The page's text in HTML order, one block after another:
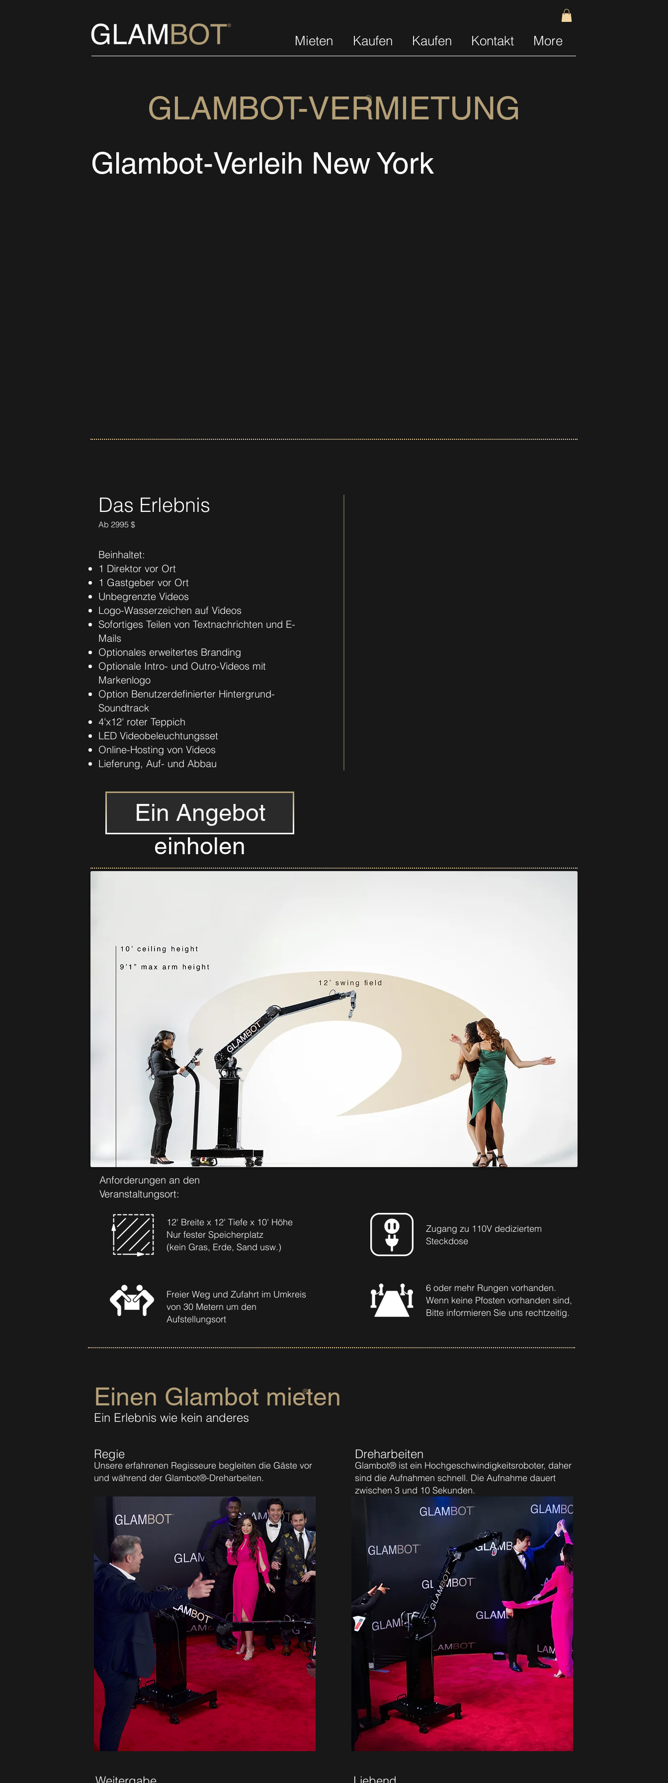
Mieten Kaufen Kaufen Kontakt More
GLAMBOT-VERMIETUNG
®
Glambot-Verleih New York
Ein Angebot
einholen
Das Erlebnis
Ab 2995 $
1 Direktor vor Ort
1 Gastgeber vor Ort
Unbegrenzte Videos
Logo-Wasserzeichen auf Videos
Sofortiges Teilen von Textnachrichten und E-
Mails
Optionales erweitertes Branding
Optionale Intro- und Outro-Videos mit
Markenlogo
Option Benutzerdefinierter Hintergrund-
Soundtrack
4'x12' roter Teppich
LED Videobeleuchtungsset
Online-Hosting von Videos
Lieferung, Auf- und Abbau
Beinhaltet:
Anforderungen an den
Veranstaltungsort:
12' Breite x 12' Tiefe x 10' Höhe
Nur fester Speicherplatz
(kein Gras, Erde, Sand usw.)
Freier Weg und Zufahrt im Umkreis
von 30 Metern um den
Aufstellungsort
Zugang zu 110V dediziertem
Steckdose
6 oder mehr Rungen vorhanden.
Wenn keine Pfosten vorhanden sind,
Bitte informieren Sie uns rechtzeitig.
Einen Glambot mieten
®
Ein Erlebnis wie kein anderes
Regie
Unsere erfahrenen Regisseure begleiten die Gäste vor
und während der Glambot®-Dreharbeiten.
Dreharbeiten
Glambot® ist ein Hochgeschwindigkeitsroboter, daher
sind die Aufnahmen schnell. Die Aufnahme dauert
zwischen 3 und 10 Sekunden.